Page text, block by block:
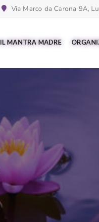
Via Marco da Carona 9A,
IL MANTRA MADRE